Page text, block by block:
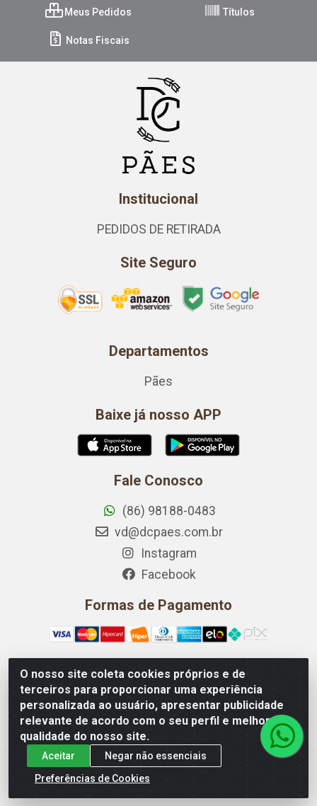
O nosso site coleta cookies próprios e de
terceiros para proporcionar uma experiência
personalizada ao usuário, apresentar publicidade
relevante de acordo com o seu perfil e melhorar a
qualidade do nosso site.
Aceitar
Negar não essenciais
Preferências de Cookies
Meus Pedidos Títulos
Notas Fiscais
Institucional
PEDIDOS DE RETIRADA
Site Seguro
Departamentos
Pães
Baixe já nosso APP
Fale Conosco
(86) 98188-0483
vd@dcpaes.com.br
Instagram
Facebook
Formas de Pagamento
Dona Conceição Panificação LTDA - Rua Pedro Vasconcelos
2001, Loja 01 - Noivos, Teresina/PI - CEP 64.045-000 - CNPJ
09.042.641/0001-83